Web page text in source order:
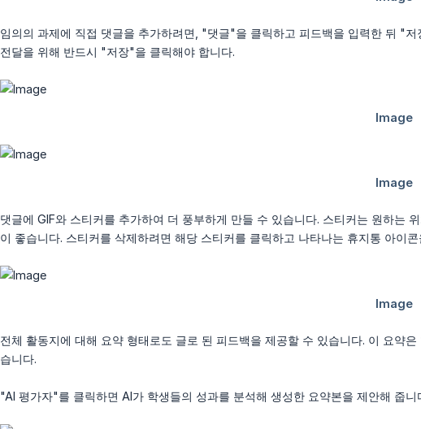
임의의 과제에 직접 댓글을 추가하려면, "댓글"을 클릭하고 피드백을 입력한 뒤 "
전달을 위해 반드시 "저장"을 클릭해야 합니다.
댓글에 GIF와 스티커를 추가하여 더 풍부하게 만들 수 있습니다. 스티커는 원하는
이 좋습니다. 스티커를 삭제하려면 해당 스티커를 클릭하고 나타나는 휴지통 아이
전체 활동지에 대해 요약 형태로도 글로 된 피드백을 제공할 수 있습니다. 이 요약
습니다.
"AI 평가자"를 클릭하면 AI가 학생들의 성과를 분석해 생성한 요약본을 제안해 줍